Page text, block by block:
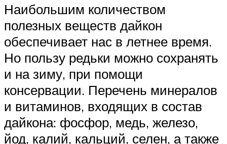
Наибольшим количеством
полезных веществ дайкон
обеспечивает нас в летнее время.
Но пользу редьки можно сохранять
и на зиму, при помощи
консервации. Перечень минералов
и витаминов, входящих в состав
дайкона: фосфор, медь, железо,
йод, калий, кальций, селен, а также